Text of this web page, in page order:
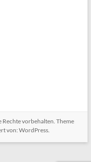
Rechte vorbehalten. Theme
von:WordPress.